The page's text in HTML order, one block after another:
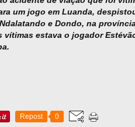
um jogo em Luanda,
e Dondo, na
vítimas estava o jogador
Repost 0